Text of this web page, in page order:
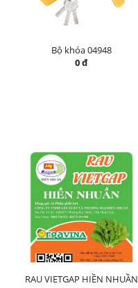
Bộ khóa 04948
0 đ
RAU VIETGAP HIỀN NHUẦN